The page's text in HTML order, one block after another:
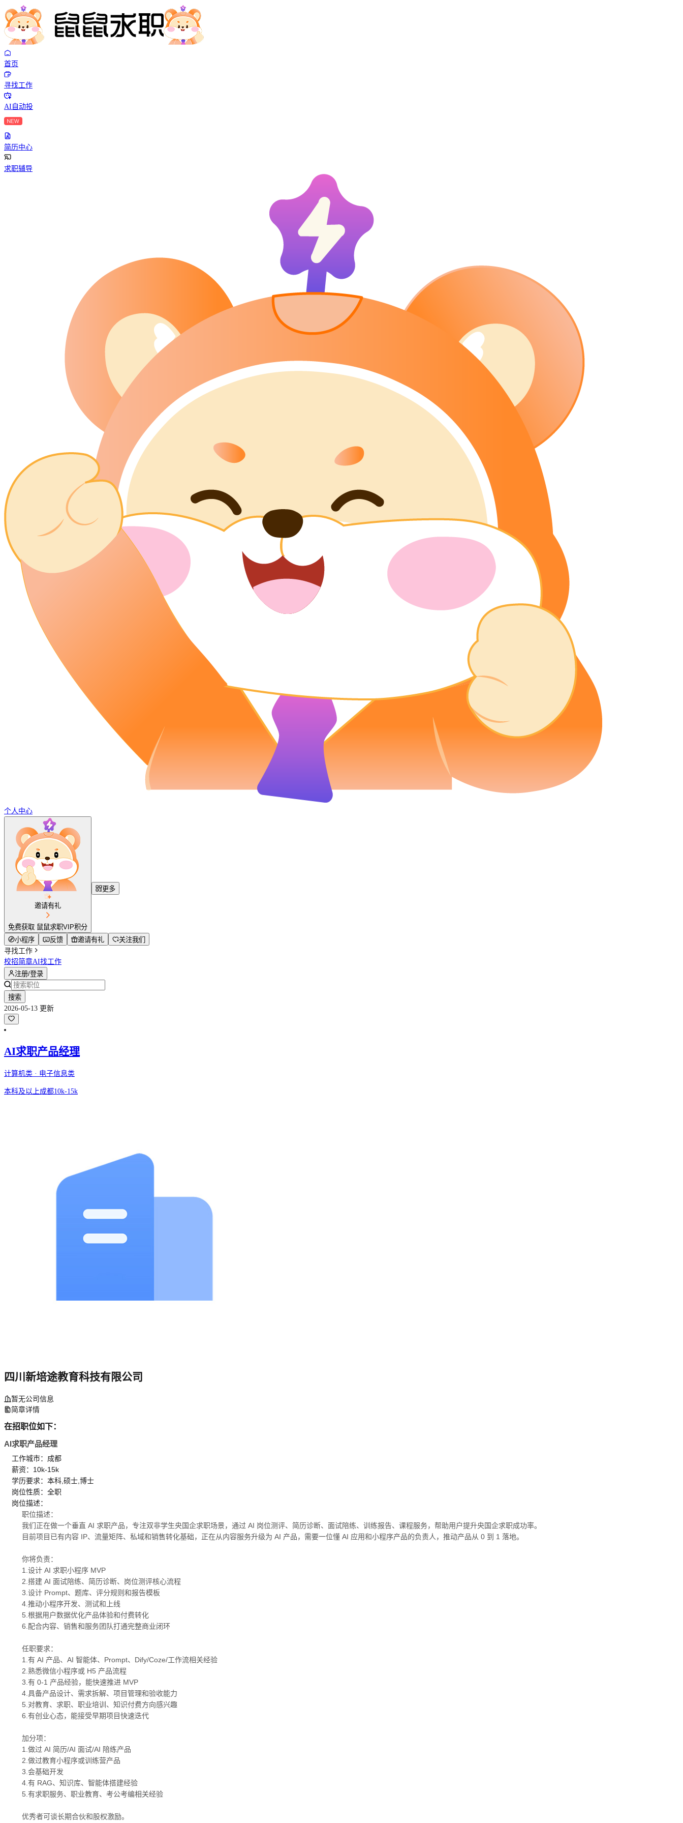
首页
寻找工作
AI自动投
简历中心
求职辅导
个人中心
邀请有礼
免费获取 鼠鼠求职VIP积分
更多
小程序 反馈 邀请有礼
关注我们
寻找工作
校招简章AI找工作
注册/登录
搜索
2026-05-13 更新
AI求职产品经理
计算机类 · 电子信息类
本科及以上成都10k-15k
四川新培途教育科技有限公司
暂无公司信息
简章详情
在招职位如下：
AI求职产品经理
工作城市：成都
薪资：10k-15k
学历要求：本科,硕士,博士
岗位性质：全职
岗位描述：
职位描述：
我们正在做一个垂直 AI 求职产品，专注双非学生央国企求职场景，通过 AI 岗位测评、简历诊断、面试陪练、训练报告、课程服务，帮助用户提升央国企求职成功率。
目前项目已有内容 IP、流量矩阵、私域和销售转化基础，正在从内容服务升级为 AI 产品，需要一位懂 AI 应用和小程序产品的负责人，推动产品从 0 到 1 落地。
你将负责：
1.设计 AI 求职小程序 MVP
2.搭建 AI 面试陪练、简历诊断、岗位测评核心流程
3.设计 Prompt、题库、评分规则和报告模板
4.推动小程序开发、测试和上线
5.根据用户数据优化产品体验和付费转化
6.配合内容、销售和服务团队打通完整商业闭环
任职要求：
1.有 AI 产品、AI 智能体、Prompt、Dify/Coze/工作流相关经验
2.熟悉微信小程序或 H5 产品流程
3.有 0-1 产品经验，能快速推进 MVP
4.具备产品设计、需求拆解、项目管理和验收能力
5.对教育、求职、职业培训、知识付费方向感兴趣
6.有创业心态，能接受早期项目快速迭代
加分项：
1.做过 AI 简历/AI 面试/AI 陪练产品
2.做过教育小程序或训练营产品
3.会基础开发
4.有 RAG、知识库、智能体搭建经验
5.有求职服务、职业教育、考公考编相关经验
优秀者可谈长期合伙和股权激励。